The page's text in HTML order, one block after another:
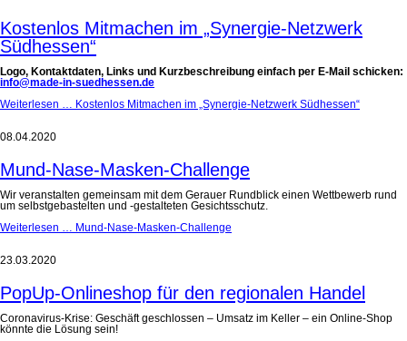
Kostenlos Mitmachen im „Synergie-Netzwerk
Südhessen“
Logo, Kontaktdaten, Links und Kurzbeschreibung einfach per E-Mail schicken:
info@made-in-suedhessen.de
Weiterlesen … Kostenlos Mitmachen im „Synergie-Netzwerk Südhessen“
08.04.2020
Mund-Nase-Masken-Challenge
Wir veranstalten gemeinsam mit dem Gerauer Rundblick einen Wettbewerb rund
um selbstgebastelten und -gestalteten Gesichtsschutz.
Weiterlesen … Mund-Nase-Masken-Challenge
23.03.2020
PopUp-Onlineshop für den regionalen Handel
Coronavirus-Krise: Geschäft geschlossen – Umsatz im Keller – ein Online-Shop
könnte die Lösung sein!